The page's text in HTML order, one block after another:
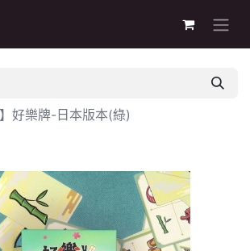
】好樂牌-日本版本(綠)